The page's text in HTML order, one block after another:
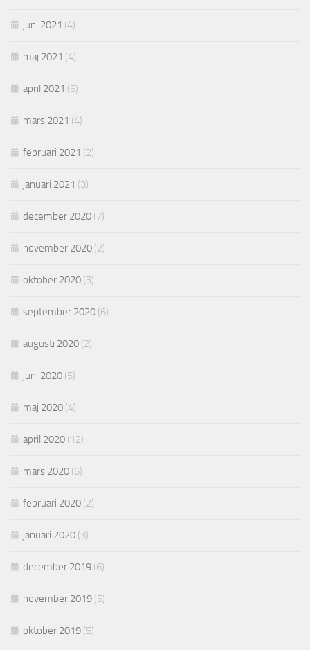
juni 2021 (4)
maj 2021 (4)
april 2021 (5)
mars 2021 (4)
februari 2021 (2)
januari 2021 (3)
december 2020 (7)
november 2020 (2)
oktober 2020 (3)
september 2020 (6)
augusti 2020 (2)
juni 2020 (5)
maj 2020 (4)
april 2020 (12)
mars 2020 (6)
februari 2020 (2)
januari 2020 (3)
december 2019 (6)
november 2019 (5)
oktober 2019 (5)